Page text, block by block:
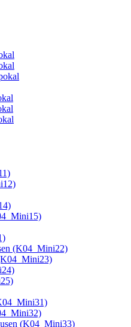
(K04_Mini22)
(K04_Mini33)